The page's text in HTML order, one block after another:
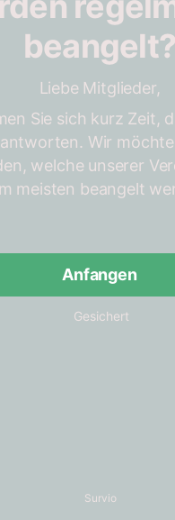
beangelt?
Liebe Mitglieder,
Sie sich kurz Zeit,
Wir
welche unserer
meisten beangelt
Anfangen
Gesichert
Survio